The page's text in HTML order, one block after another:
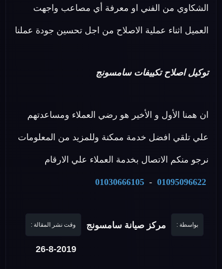
الشكاوي من الفني او معرفة أي مصاعب واجهت
العميل اثناء عملية الاصلاح من اجل تحسين جودة عملنا
توكيل اصلاح تكييفات سامسونج
ان همنا الأول و الأخير هو رضي العملاء ومساعدتهم
علي تلقي افضل خدمة ممكنة وللمزيد من المعلومات
نرجو منكم الاتصال بخدمة العملاء علي الارقام
01095096622
-
01030666105
بواسطة : مركز صيانة سامسونج وقت نشر المقالة :
26-8-2019